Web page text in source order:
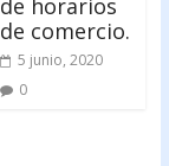
de comercio.
5 junio, 2020
0